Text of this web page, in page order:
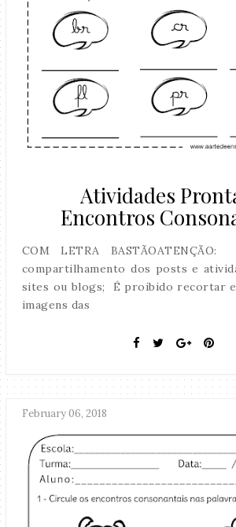
Atividades
Encontros
COM LETRA
compartilhamento dos posts e
sites ou blogs; É proibido recortar
imagens das
February 06, 2018